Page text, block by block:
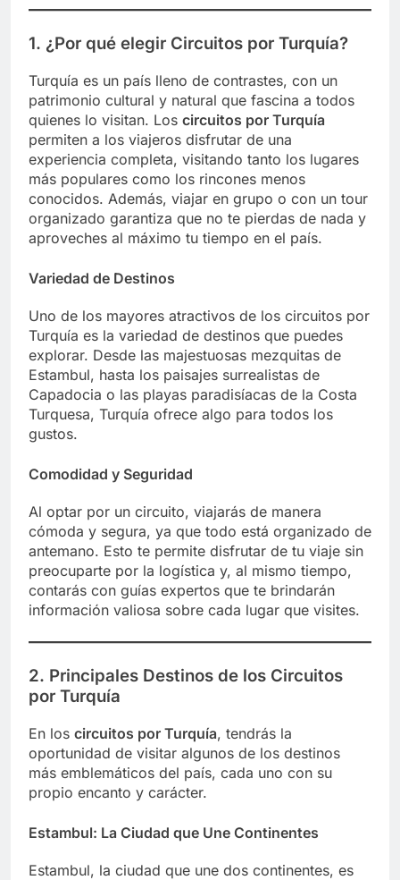
1. ¿Por qué elegir Circuitos por Turquía?
Turquía es un país lleno de contrastes, con un
patrimonio cultural y natural que fascina a todos
quienes lo visitan. Los circuitos por Turquía
permiten a los viajeros disfrutar de una
experiencia completa, visitando tanto los lugares
más populares como los rincones menos
conocidos. Además, viajar en grupo o con un tour
organizado garantiza que no te pierdas de nada y
aproveches al máximo tu tiempo en el país.
Variedad de Destinos
Uno de los mayores atractivos de los circuitos por
Turquía es la variedad de destinos que puedes
explorar. Desde las majestuosas mezquitas de
Estambul, hasta los paisajes surrealistas de
Capadocia o las playas paradisíacas de la Costa
Turquesa, Turquía ofrece algo para todos los
gustos.
Comodidad y Seguridad
Al optar por un circuito, viajarás de manera
cómoda y segura, ya que todo está organizado de
antemano. Esto te permite disfrutar de tu viaje sin
preocuparte por la logística y, al mismo tiempo,
contarás con guías expertos que te brindarán
información valiosa sobre cada lugar que visites.
2. Principales Destinos de los Circuitos
por Turquía
En los circuitos por Turquía, tendrás la
oportunidad de visitar algunos de los destinos
más emblemáticos del país, cada uno con su
propio encanto y carácter.
Estambul: La Ciudad que Une Continentes
Estambul, la ciudad que une dos continentes, es